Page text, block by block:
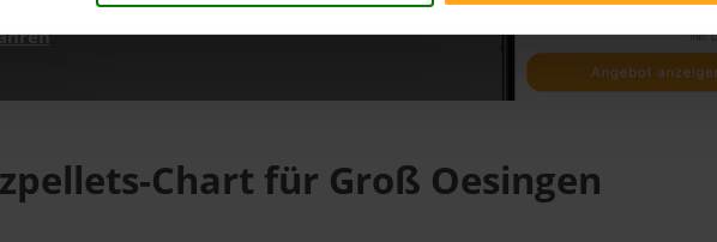
Chart für Groß Oesingen